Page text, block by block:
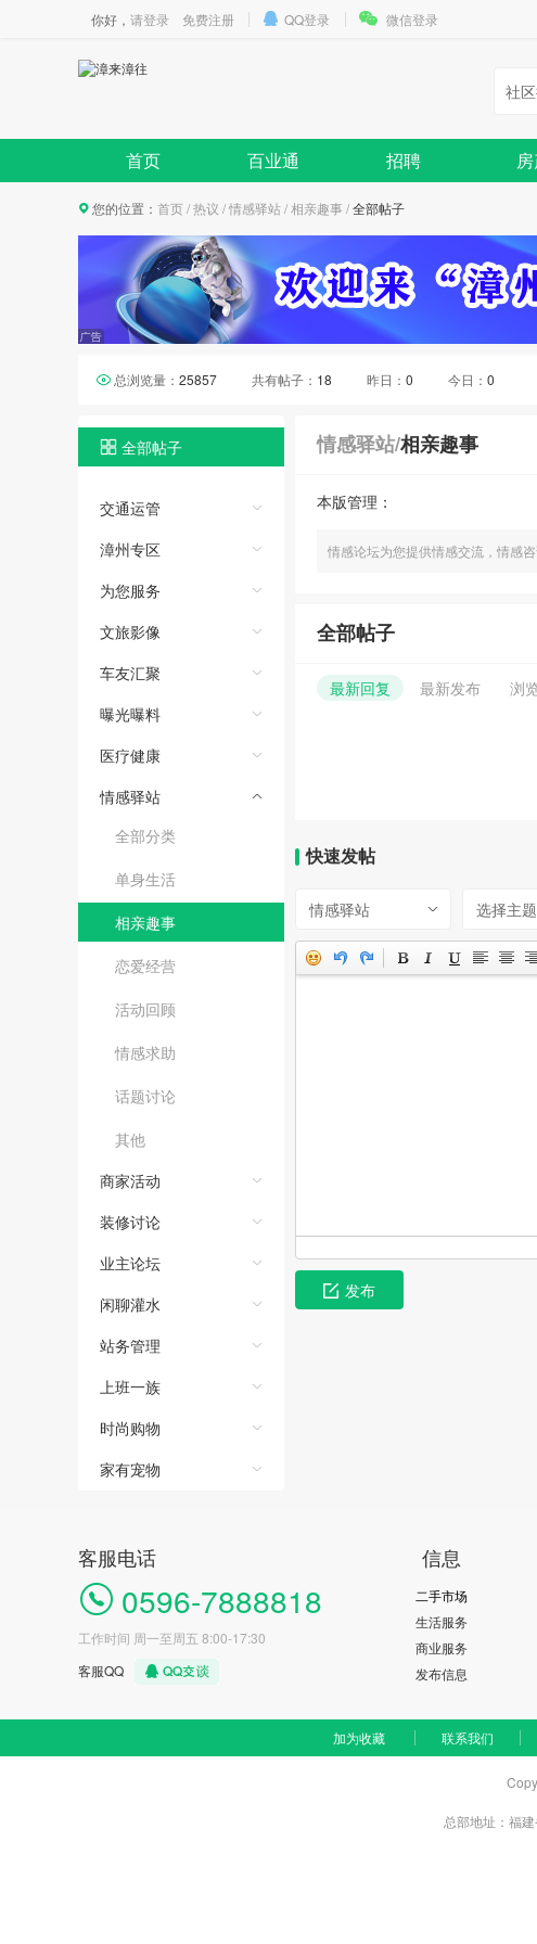
你好， 请登录 免费注册 QQ登录 微信登录
社
首页 百业通 招聘
您的位置： 首页/热议 /情感驿站/相亲趣事/全部帖子
总浏览量： 25857 共有帖子： 18 昨日： 0 今日： 0
全部帖子
交通运管
漳州专区
为您服务
文旅影像
车友汇聚
曝光曝料
医疗健康
情感驿站
全部分类
单身生活
相亲趣事
恋爱经营
活动回顾
情感求助
话题讨论
其他
商家活动
装修讨论
业主论坛
闲聊灌水
站务管理
上班一族
时尚购物
家有宠物
情感驿站/相亲趣事
本版管理：
情感论坛为您提供情感交流，情感
全部帖子
最新回复 最新发布 浏
快速发帖
情感驿站 选择主题
发布
客服电话
0596-7888818
工作时间 周一至周五 8:00-17:30
客服QQ
信息
二手市场
生活服务
商业服务
发布信息
加为收藏 联系我们
总部地址：福